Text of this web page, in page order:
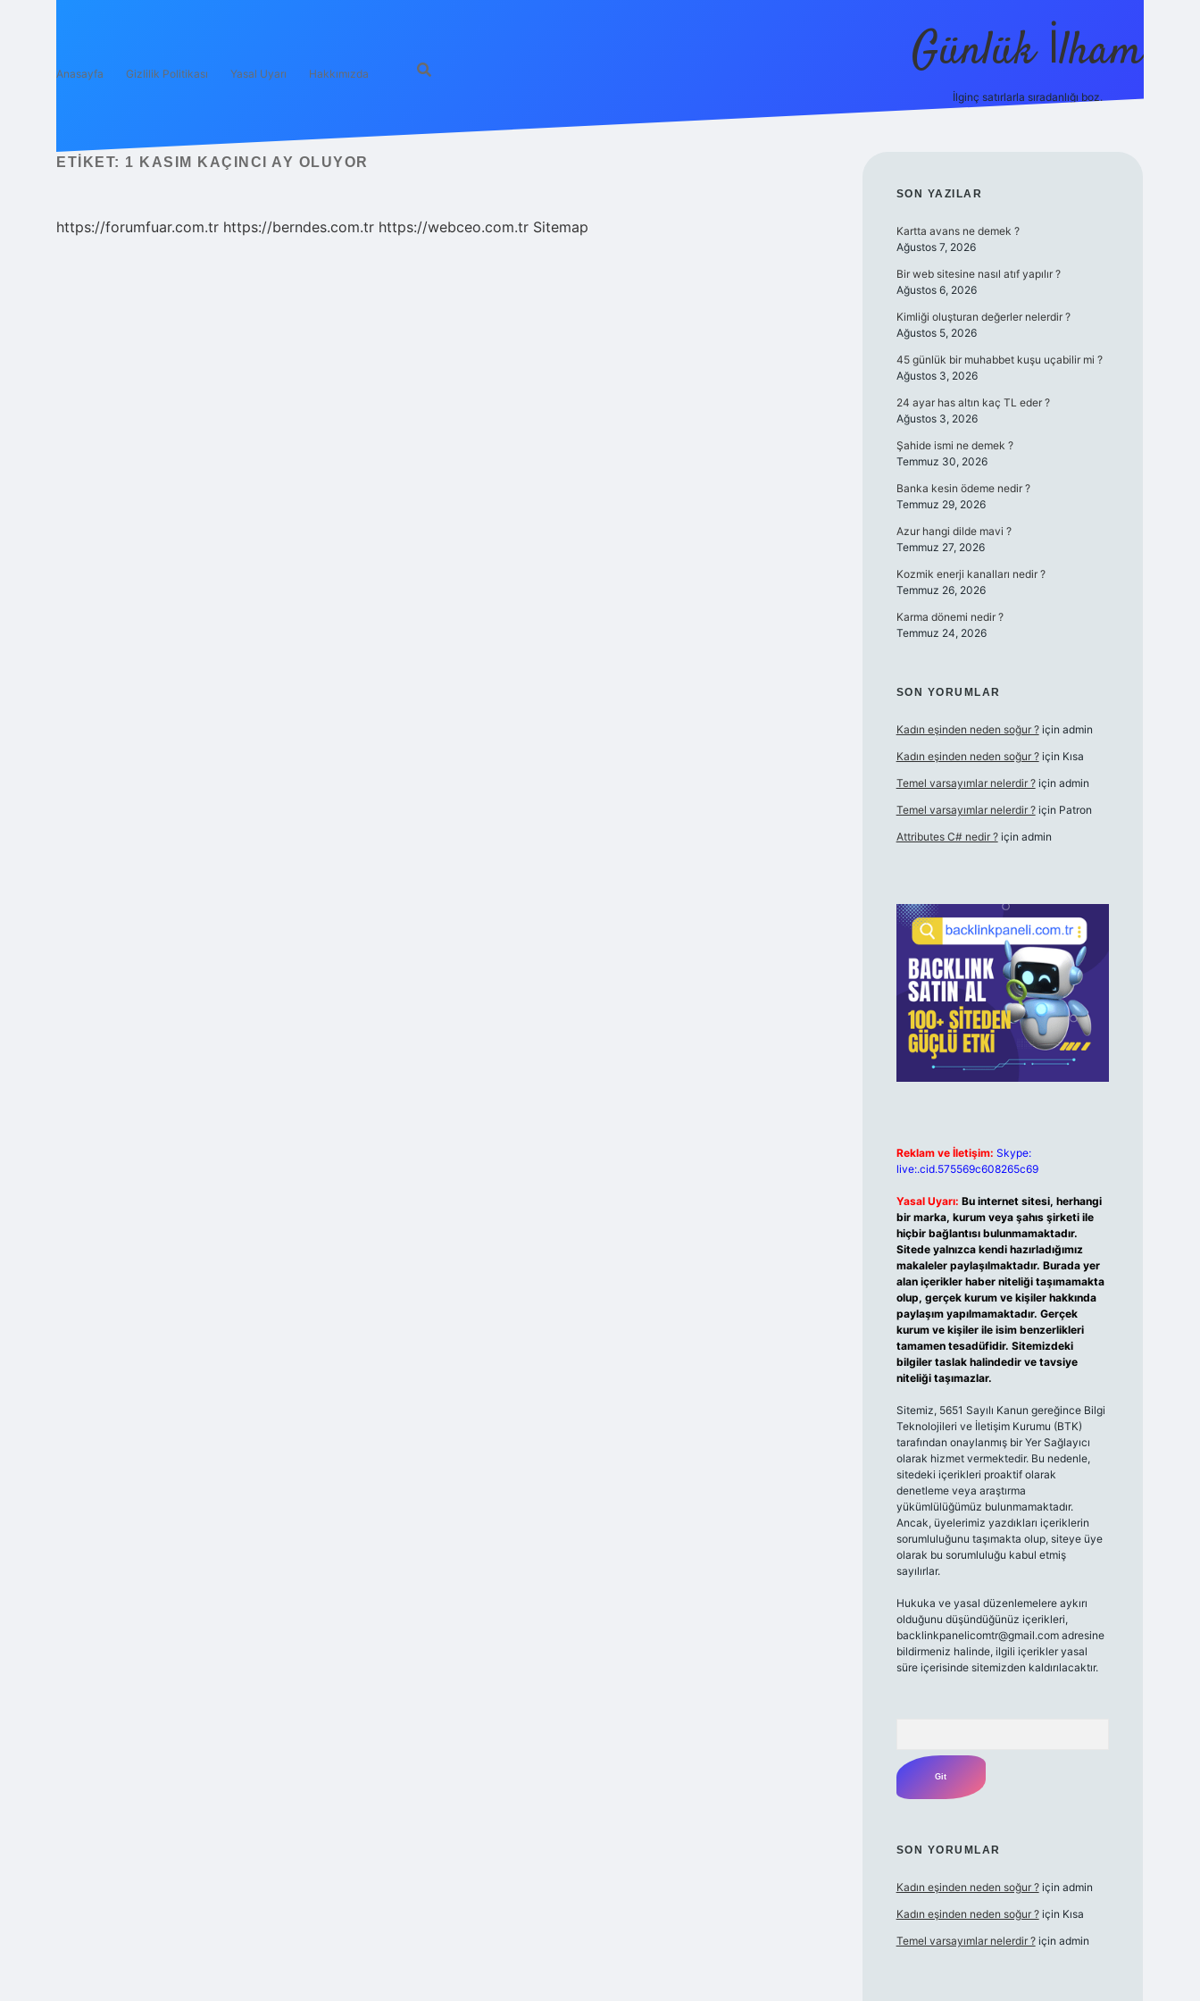
Anasayfa Gizlilik Politikası Yasal Uyarı Hakkımızda Günlük İlham
İlginç satırlarla sıradanlığı boz.
ETIKET: 1 KASIM KAÇINCI AY OLUYOR
https://forumfuar.com.tr https://berndes.com.tr https://webceo.com.tr Sitemap
SIDEBAR
SON YAZILAR
Kartta avans ne demek ?
Ağustos 7, 2026
Bir web sitesine nasıl atıf yapılır ?
Ağustos 6, 2026
Kimliği oluşturan değerler nelerdir ?
Ağustos 5, 2026
45 günlük bir muhabbet kuşu uçabilir mi ?
Ağustos 3, 2026
24 ayar has altın kaç TL eder ?
Ağustos 3, 2026
Şahide ismi ne demek ?
Temmuz 30, 2026
Banka kesin ödeme nedir ?
Temmuz 29, 2026
Azur hangi dilde mavi ?
Temmuz 27, 2026
Kozmik enerji kanalları nedir ?
Temmuz 26, 2026
Karma dönemi nedir ?
Temmuz 24, 2026
SON YORUMLAR
Kadın eşinden neden soğur ?için admin
Kadın eşinden neden soğur ?için Kısa
Temel varsayımlar nelerdir ?için admin
Temel varsayımlar nelerdir ?için Patron
Attributes C# nedir ?için admin
Reklam ve İletişim: Skype:
live:.cid.575569c608265c69
Yasal Uyarı: Bu internet sitesi, herhangi
bir marka, kurum veya şahıs şirketi ile
hiçbir bağlantısı bulunmamaktadır.
Sitede yalnızca kendi hazırladığımız
makaleler paylaşılmaktadır. Burada yer
alan içerikler haber niteliği taşımamakta
olup, gerçek kurum ve kişiler hakkında
paylaşım yapılmamaktadır. Gerçek
kurum ve kişiler ile isim benzerlikleri
tamamen tesadüfidir. Sitemizdeki
bilgiler taslak halindedir ve tavsiye
niteliği taşımazlar.
Sitemiz, 5651 Sayılı Kanun gereğince Bilgi
Teknolojileri ve İletişim Kurumu (BTK)
tarafından onaylanmış bir Yer Sağlayıcı
olarak hizmet vermektedir. Bu nedenle,
sitedeki içerikleri proaktif olarak
denetleme veya araştırma
yükümlülüğümüz bulunmamaktadır.
Ancak, üyelerimiz yazdıkları içeriklerin
sorumluluğunu taşımakta olup, siteye üye
olarak bu sorumluluğu kabul etmiş
sayılırlar.
Hukuka ve yasal düzenlemelere aykırı
olduğunu düşündüğünüz içerikleri,
backlinkpanelicomtr@gmail.comadresine
bildirmeniz halinde, ilgili içerikler yasal
süre içerisinde sitemizden kaldırılacaktır.
SON YORUMLAR
Kadın eşinden neden soğur ?için admin
Kadın eşinden neden soğur ?için Kısa
Temel varsayımlar nelerdir ?için admin